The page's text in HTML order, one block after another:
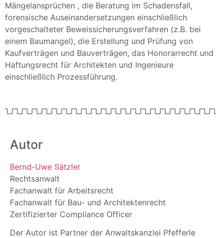
Mängelansprüchen , die Beratung im Schadensfall,
forensische Auseinandersetzungen einschließlich
vorgeschalteter Beweissicherungsverfahren (z.B. bei
einem Baumangel), die Erstellung und Prüfung von
Kaufverträgen und Bauverträgen, das Honorarrecht und
Haftungsrecht für Architekten und Ingenieure
einschließlich Prozessführung.
Autor
Bernd-Uwe Sätzler
Rechtsanwalt
Fachanwalt für Arbeitsrecht
Fachanwalt für Bau- und Architektenrecht
Zertifizierter Compliance Officer
Der Autor ist Partner der Anwaltskanzlei Pfefferle